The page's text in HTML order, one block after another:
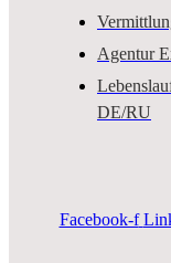
Agentur
DE/RU
Facebook-f